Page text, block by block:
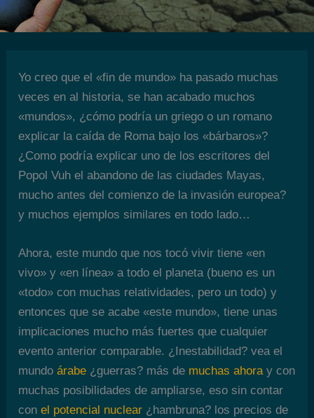
Yo creo que el «fin de mundo» ha pasado muchas
veces en al historia, se han acabado muchos
«mundos», ¿cómo podría un griego o un romano
explicar la caída de Roma bajo los «bárbaros»?
¿Como podría explicar uno de los escritores del
Popol Vuh el abandono de las ciudades Mayas,
mucho antes del comienzo de la invasión europea?
y muchos ejemplos similares en todo lado…
Ahora, este mundo que nos tocó vivir tiene «en
vivo» y «en línea» a todo el planeta (bueno es un
«todo» con muchas relatividades, pero un todo) y
entonces que se acabe «este mundo», tiene unas
implicaciones mucho más fuertes que cualquier
evento anterior comparable. ¿Inestabilidad? vea el
mundoárabe ¿guerras? más de muchas ahoray con
muchas posibilidades de ampliarse, eso sin contar
conel potencial nuclear ¿hambruna? los precios de